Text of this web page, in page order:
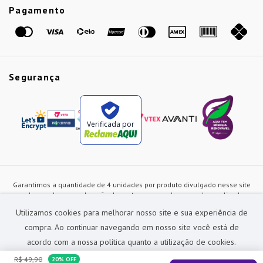
Utilizamos cookies para melhorar nosso site e sua experiência de
compra. Ao continuar navegando em nosso site você está de
acordo com a nossa política quanto a utilização de cookies.
R$ 49,90 20% OFF
Pagamento
Segurança
Verificada por
Garantimos a quantidade de 4 unidades por produto divulgado nesse site
ou de acordo com a duração dos estoques, sendo as vendas realizadas
alterados a qualquer instante sem prévia comunicação e são exclusivos
para a loja virtual, não restando nenhuma obrigação de prática similar nas
lojas físicas da rede Preçolandia. Todas as imagens dos produtos são
meramente ilustrativas.